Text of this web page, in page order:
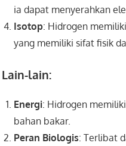
ia dapat menyerahkan
Isotop: Hidrogen
yang memiliki sifat fisik
Lain-lain:
Energi: Hidrogen
bahan bakar.
Peran Biologis: Terlibat